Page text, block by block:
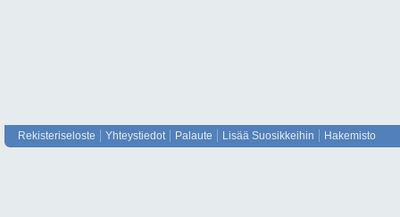
Rekisteriseloste Yhteystiedot Palaute Lisää Suosikkeihin Hakemisto